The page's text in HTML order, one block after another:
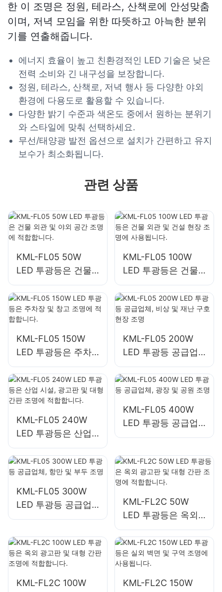
한 이 조명은 정원, 테라스, 산책로에 안성맞춤
이며, 저녁 모임을 위한 따뜻하고 아늑한 분위
기를 연출해줍니다.
에너지 효율이 높고 친환경적인 LED 기술은 낮은
전력 소비와 긴 내구성을 보장합니다.
정원, 테라스, 산책로, 저녁 행사 등 다양한 야외
환경에 다용도로 활용할 수 있습니다.
다양한 밝기 수준과 색온도 중에서 원하는 분위기
와 스타일에 맞춰 선택하세요.
무선/태양광 발전 옵션으로 설치가 간편하고 유지
보수가 최소화됩니다.
관련 상품
KML-FL05 50W
LED 투광등은 건물
외관 및 야외 공간 조
명에 적합합니다.
KML-FL05 100W
LED 투광등은 건물
외관 및 건설 현장 조
명에 사용됩니다.
KML-FL05 150W
LED 투광등은 주차
장 및 창고 조명에 적
합합니다.
KML-FL05 200W
LED 투광등 공급업
체, 비상 및 재난 구
호 현장 조명
KML-FL05 240W
LED 투광등은 산업
시설, 광고판 및 대형
간판 조명에 적합합
니다.
KML-FL05 400W
LED 투광등 공급업
체, 광장 및 공원 조
KML-FL05 300W
LED 투광등 공급업
체, 항만 및 부두 조
KML-FL2C 50W
LED 투광등은 옥외
광고판 및 대형 간판
조명에 적합합니다.
KML-FL2C 100W
KML-FL2C 150W